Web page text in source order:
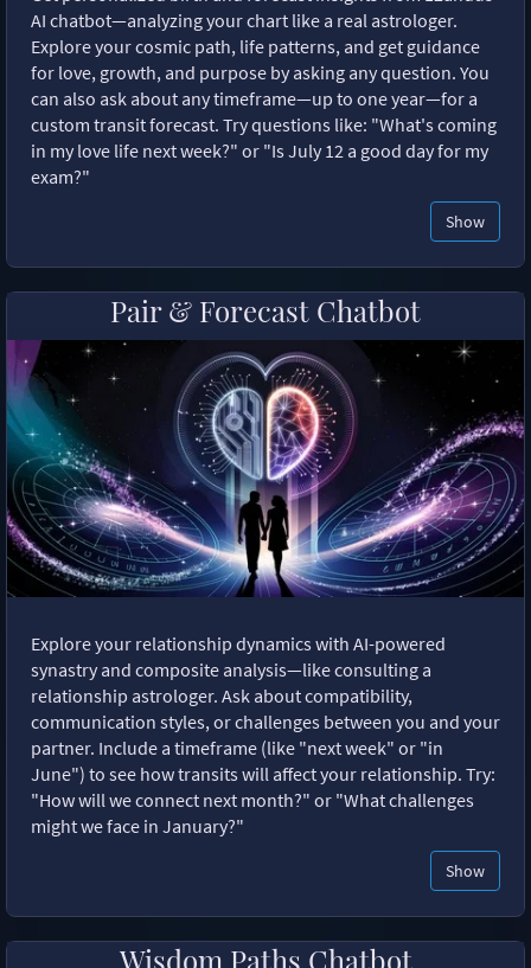
AI chatbot—analyzing your chart like a real astrologer.
Explore your cosmic path, life patterns, and get guidance
for love, growth, and purpose by asking any question. You
can also ask about any timeframe—up to one year—for a
custom transit forecast. Try questions like: "What's coming
in my love life next week?" or "Is July 12 a good day for my
exam?"
Show
Pair & Forecast Chatbot
Explore your relationship dynamics with AI-powered
synastry and composite analysis—like consulting a
relationship astrologer. Ask about compatibility,
communication styles, or challenges between you and your
partner. Include a timeframe (like "next week" or "in
June") to see how transits will affect your relationship. Try:
"How will we connect next month?" or "What challenges
might we face in January?"
Show
Wisdom Paths Chatbot